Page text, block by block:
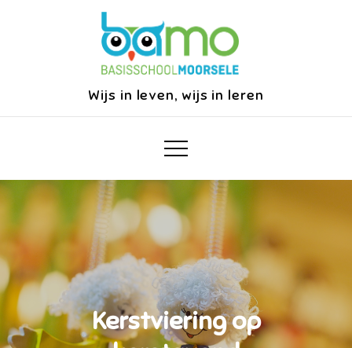
Wijs in leven, wijs in leren
Kerstviering op